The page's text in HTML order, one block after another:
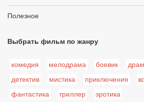
Полезное
Выбрать фильм по жанру
комедия мелодрама боевик
детектив
мистика приключения
фантастика
триллер эротика